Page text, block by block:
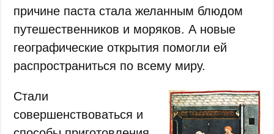
причине паста стала желанным блюдом
путешественников и моряков. А новые
географические открытия помогли ей
распространиться по всему миру.
Стали
совершенствоваться и